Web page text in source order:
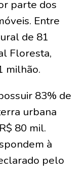
parte dos
Entre
de 81
Floresta,
milhão.
83% de
urbana
80 mil.
à
pelo